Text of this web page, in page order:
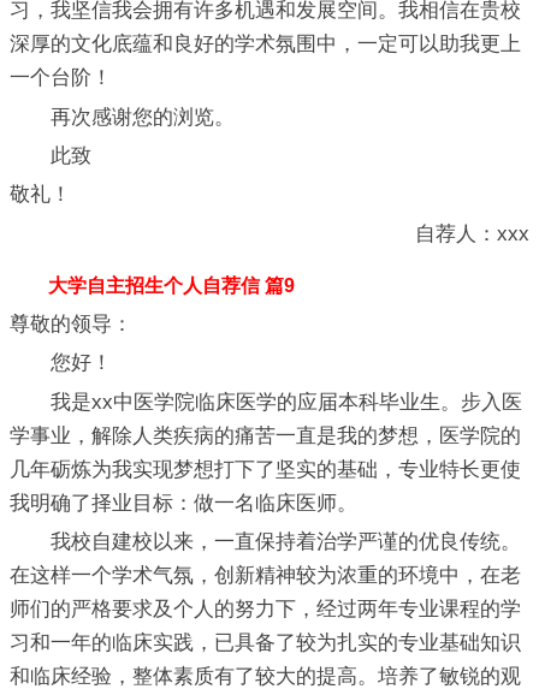
习，我坚信我会拥有许多机遇和发展空间。我相信在贵校
深厚的文化底蕴和良好的学术氛围中，一定可以助我更上
一个台阶！
再次感谢您的浏览。
此致
敬礼！
自荐人：xxx
大学自主招生个人自荐信 篇9
尊敬的领导：
您好！
我是xx中医学院临床医学的应届本科毕业生。步入医
学事业，解除人类疾病的痛苦一直是我的梦想，医学院的
几年砺炼为我实现梦想打下了坚实的基础，专业特长更使
我明确了择业目标：做一名临床医师。
我校自建校以来，一直保持着治学严谨的优良传统。
在这样一个学术气氛，创新精神较为浓重的环境中，在老
师们的严格要求及个人的努力下，经过两年专业课程的学
习和一年的临床实践，已具备了较为扎实的专业基础知识
和临床经验，整体素质有了较大的提高。培养了敏锐的观